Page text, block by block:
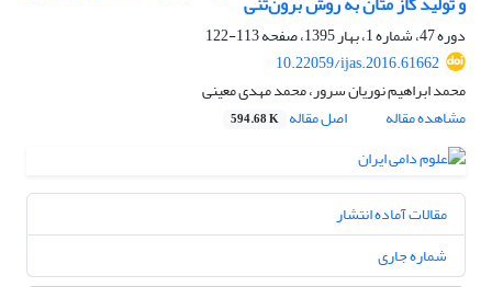
دوره 47، شماره 1، بهار 1395، صفحه
113-122
10.22059/ijas.2016.61662
محمد ابراهیم نوریان سرور، محمد مهدی معینی
مشاهده مقاله
اصل مقاله 594.68 K
مقالات آماده انتشار
شماره جاری